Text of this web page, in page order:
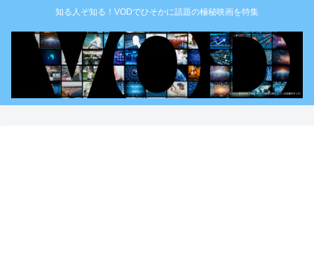
知る人ぞ知る！VODでひそかに話題の極秘映画を特集